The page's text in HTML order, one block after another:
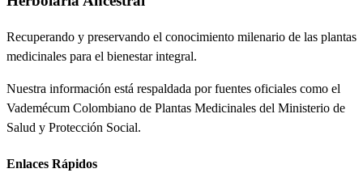
Recuperando y preservando el conocimiento milenario de las plantas
medicinales para el bienestar integral.
Nuestra información está respaldada por fuentes oficiales como el
Vademécum Colombiano de Plantas Medicinales del Ministerio de
Salud y Protección Social.
Enlaces Rápidos